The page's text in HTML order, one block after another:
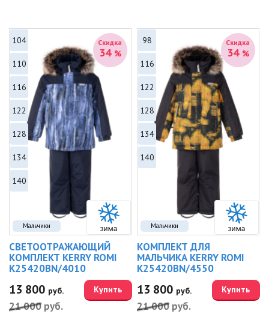
Мальчики
Скидка
34 %
104
110
116
122
128
134
140
СВЕТООТРАЖАЮЩИЙ
КОМПЛЕКТ KERRY ROMI
K25420BN/4010
13 800 руб.
21 000 руб.
Купить
Мальчики
Скидка
34 %
98
116
122
128
134
140
КОМПЛЕКТ ДЛЯ
МАЛЬЧИКА KERRY ROMI
K25420BN/4550
13 800 руб.
21 000 руб.
Купить